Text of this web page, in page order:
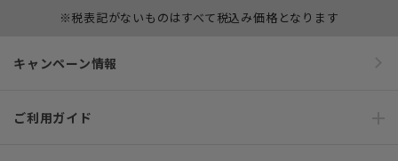
※税表記がないものはすべて税込み価格となります
キャンペーン情報
ご利用ガイド